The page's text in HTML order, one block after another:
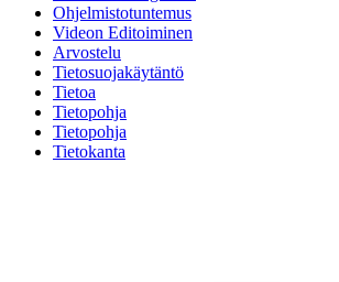
Ohjelmistotuntemus
Videon Editoiminen
Arvostelu
Tietosuojakäytäntö
Tietoa
Tietopohja
Tietopohja
Tietokanta